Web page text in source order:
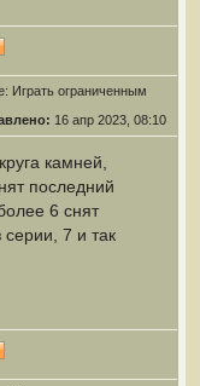
Играть ограниченным
16 апр 2023, 08:10
камней,
последний
6 снят
7 и так